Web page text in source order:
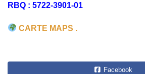
RBQ : 5722-3901-01
CARTE MAPS .
Facebook